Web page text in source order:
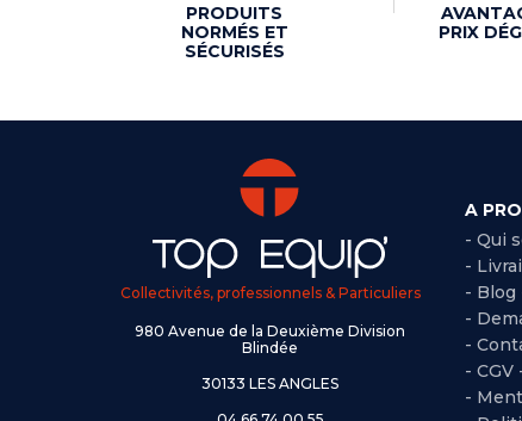
PRODUITS
NORMÉS ET
SÉCURISÉS
PRIX
Collectivités, professionnels & Particuliers
980 Avenue de la Deuxième Division
Blindée
30133 LES ANGLES
A
- Qui
-
- Blog
-
-
- CGV
-